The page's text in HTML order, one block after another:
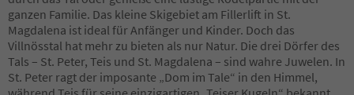
ganzen Familie. Das kleine Skigebiet am Fillerlift in St.
Magdalena ist ideal für Anfänger und Kinder. Doch das
Villnösstal hat mehr zu bieten als nur Natur. Die drei Dörfer des
Tals – St. Peter, Teis und St. Magdalena – sind wahre Juwelen. In
St. Peter ragt der imposante „Dom im Tale“ in den Himmel,